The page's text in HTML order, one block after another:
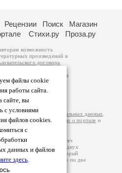
файлы cookie
работы сайта.
сайте, вы
с условиями
файлов cookies.
с
данных и файлов
здесь.
Рецензии Поиск
Магазин
Стихи.ру Проза.ру
возможность
произведений в
договора
принадлежат авторам
произведений возможна
вы можете
Ответственность за
самостоятельно на
законодательства
обработки персональных данных
подробнуюинформацию о портале и
– порядка 200 тысяч
просматривают более двух
посещаемости, который
В каждой графе указано по две
посетителей.